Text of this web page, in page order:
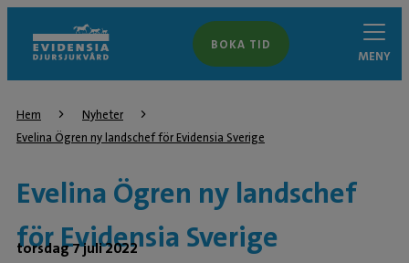
BOKA TID
MENY
Hem
Nyheter
Evelina Ögren ny landschef för Evidensia Sverige
Evelina Ögren ny landschef
för Evidensia Sverige
torsdag 7 juli 2022